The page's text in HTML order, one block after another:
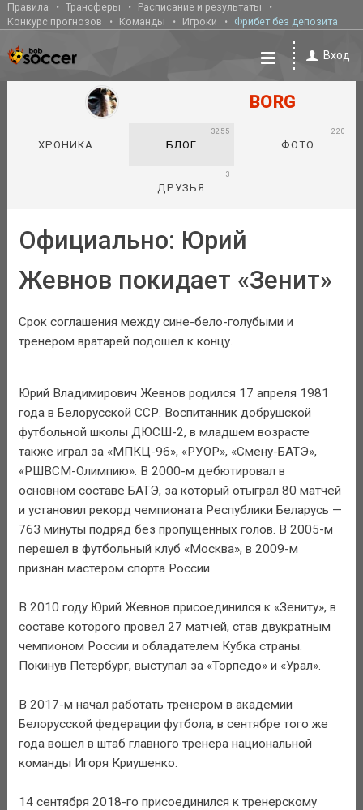
Правила Трансферы
Расписание и результаты
Конкурс прогнозов
Команды Игроки Фрибет без депозита
Вход
BORG
ХРОНИКА БЛОГ
3255
ФОТО
220
ДРУЗЬЯ
3
Официально: Юрий
Жевнов покидает «Зенит»
Срок соглашения между сине-бело-голубыми и
тренером вратарей подошел к концу.
Юрий Владимирович Жевнов родился 17 апреля 1981
года в Белорусской ССР. Воспитанник добрушской
футбольной школы ДЮСШ-2, в младшем возрасте
также играл за «МПКЦ-96», «РУОР», «Смену-БАТЭ»,
«РШВСМ-Олимпию». В 2000-м дебютировал в
основном составе БАТЭ, за который отыграл 80 матчей
и установил рекорд чемпионата Республики Беларусь —
763 минуты подряд без пропущенных голов. В 2005-м
перешел в футбольный клуб «Москва», в 2009-м
признан мастером спорта России.
В 2010 году Юрий Жевнов присоединился к «Зениту», в
составе которого провел 27 матчей, став двукратным
чемпионом России и обладателем Кубка страны.
Покинув Петербург, выступал за «Торпедо» и «Урал».
В 2017-м начал работать тренером в академии
Белорусской федерации футбола, в сентябре того же
года вошел в штаб главного тренера национальной
команды Игоря Криушенко.
14 сентября 2018-го присоединился к тренерскому